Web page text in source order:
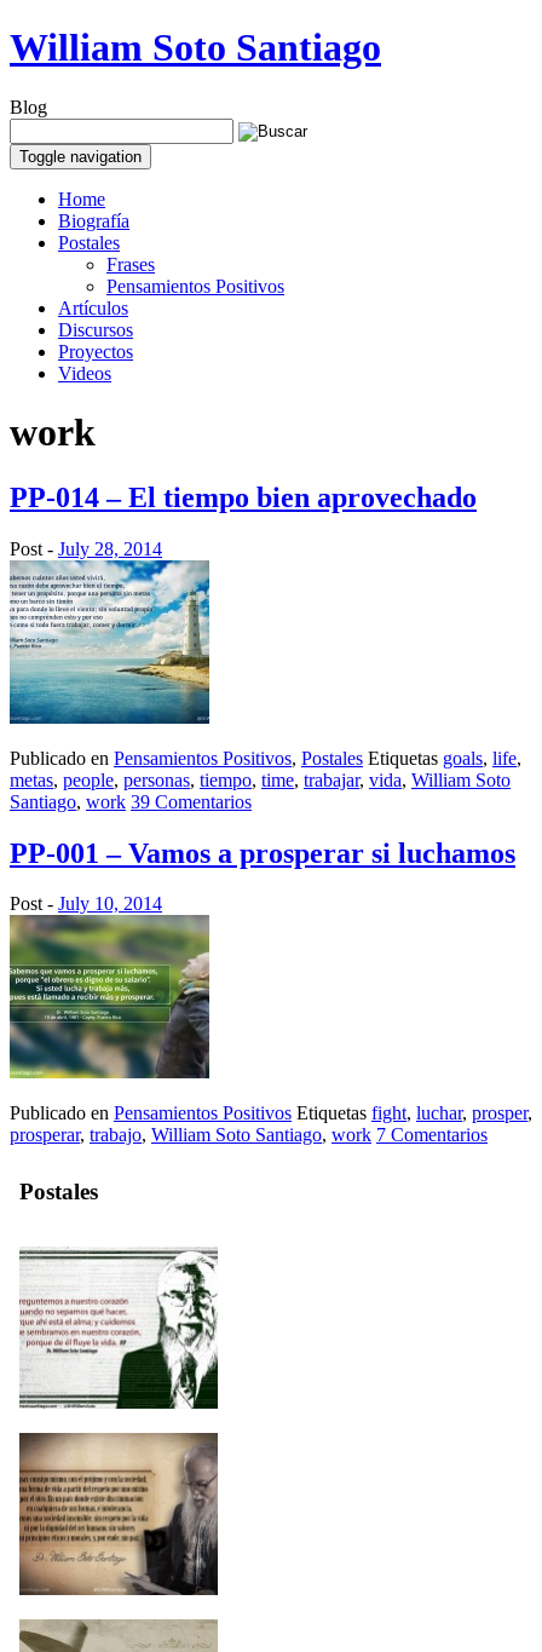
William Soto Santiago
Blog
Toggle navigation
Home
Biografía
Postales
Frases
Pensamientos Positivos
Artículos
Discursos
Proyectos
Videos
work
PP-014 – El tiempo bien aprovechado
Post - July 28, 2014
Publicado en Pensamientos Positivos, Postales Etiquetas goals, life,
metas, people, personas, tiempo, time, trabajar, vida, William Soto
Santiago, work 39 Comentarios
PP-001 – Vamos a prosperar si luchamos
Post - July 10, 2014
Publicado en Pensamientos Positivos Etiquetas fight, luchar, prosper,
prosperar, trabajo, William Soto Santiago, work 7 Comentarios
Postales